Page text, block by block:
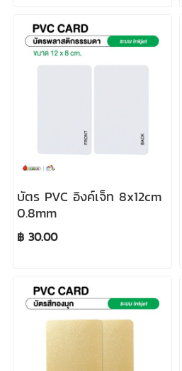
บัตร PVC อิงค์เจ็ท 8x12cm
0.8mm
฿ 30.00